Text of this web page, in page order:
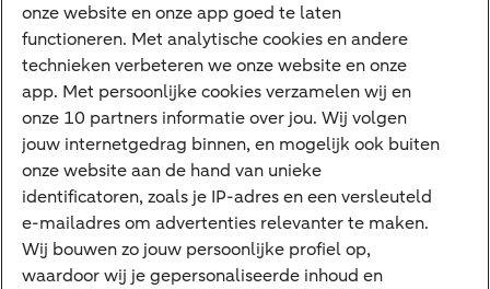
Internet Bankieren
ABN AMRO app
Tikkie
Apple Pay
Google Pay
Veilig bankieren
Meest gezocht
onze website en onze app goed te laten
functioneren. Met analytische cookies en andere
technieken verbeteren we onze website en onze
app. Met persoonlijke cookies verzamelen wij en
onze 10 partners informatie over jou. Wij volgen
jouw internetgedrag binnen, en mogelijk ook buiten
onze website aan de hand van unieke
identificatoren, zoals je IP-adres en een versleuteld
e-mailadres om advertenties relevanter te maken.
Wij bouwen zo jouw persoonlijke profiel op,
waardoor wij je gepersonaliseerde inhoud en